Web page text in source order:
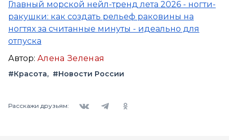
Главный морской нейл-тренд лета 2026 - ногти-
ракушки: как создать рельеф раковины на
ногтях за считанные минуты - идеально для
отпуска
Автор: Алена Зеленая
#Красота #Новости России
Расскажи друзьям: